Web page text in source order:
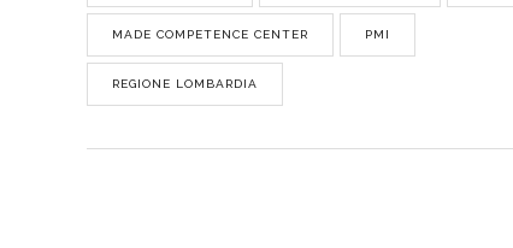
MADE COMPETENCE CENTER PMI
REGIONE LOMBARDIA